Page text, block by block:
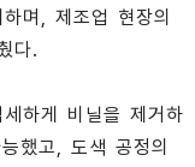
며, 제조업 현장의
다.
하게 비닐을 제거하
했고, 도색 공정의